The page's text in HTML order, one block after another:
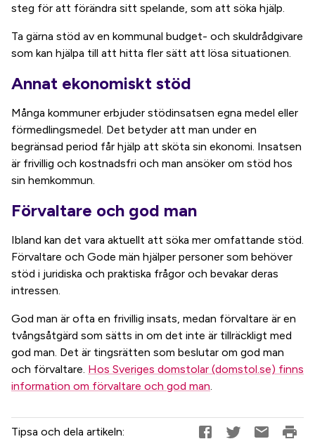
steg för att förändra sitt spelande, som att söka hjälp.
Ta gärna stöd av en kommunal budget- och skuldrådgivare
som kan hjälpa till att hitta fler sätt att lösa situationen.
Annat ekonomiskt stöd
Många kommuner erbjuder stödinsatsen egna medel eller
förmedlingsmedel. Det betyder att man under en
begränsad period får hjälp att sköta sin ekonomi. Insatsen
är frivillig och kostnadsfri och man ansöker om stöd hos
sin hemkommun.
Förvaltare och god man
Ibland kan det vara aktuellt att söka mer omfattande stöd.
Förvaltare och Gode män hjälper personer som behöver
stöd i juridiska och praktiska frågor och bevakar deras
intressen.
God man är ofta en frivillig insats, medan förvaltare är en
tvångsåtgärd som sätts in om det inte är tillräckligt med
god man. Det är tingsrätten som beslutar om god man
och förvaltare. Hos Sveriges domstolar (domstol.se) finns
information om förvaltare och god man.
Tipsa och dela artikeln: